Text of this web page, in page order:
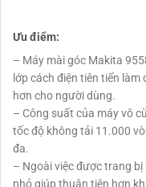
Ưu điểm:
– Máy mài góc Makita
lớp cách điện tiên tiến
hơn cho người dùng.
– Công suất của máy vô
tốc độ không tải 11.000
đa.
– Ngoài việc được trang
nhỏ giúp thuận tiện hơn